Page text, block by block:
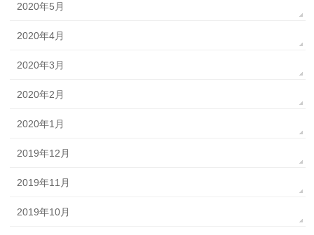
2020年5月
2020年4月
2020年3月
2020年2月
2020年1月
2019年12月
2019年11月
2019年10月